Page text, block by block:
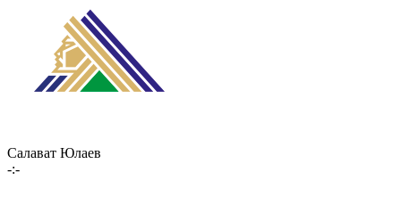
Салават Юлаев
-:-